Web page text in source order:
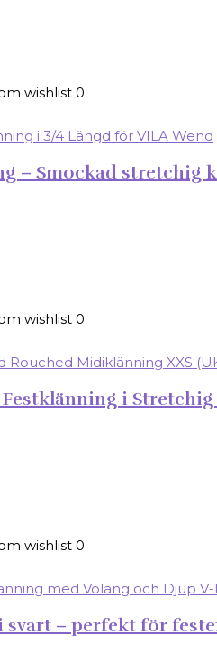
wishlist 0
– Smockad
wishlist 0
i Stretchig
wishlist 0
– perfekt för